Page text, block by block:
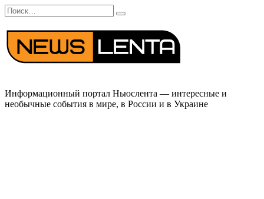
Перейти
к
содержанию
Search
for:
Информационный портал Ньюслента — интересные и
необычные события в мире, в России и в Украине